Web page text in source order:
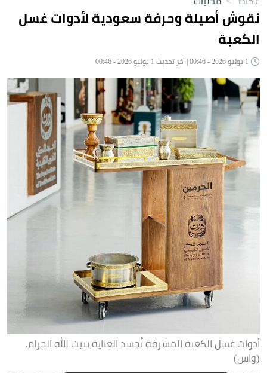
نقوش أصيلة وحرفة سعودية لأدوات غسل
الكعبة
أدوات غسل الكعبة المشرفة تُجسد العناية ببيت الله الحرام.
(واس)